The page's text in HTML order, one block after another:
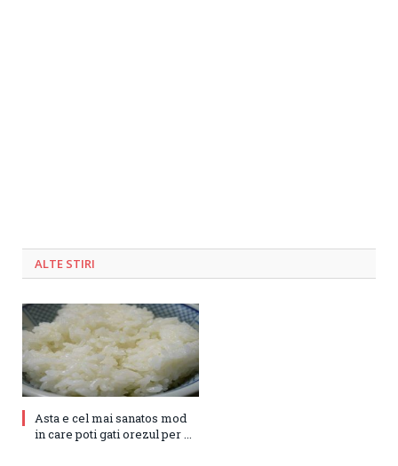
ALTE STIRI
Asta e cel mai sanatos mod
in care poti gati orezul per ...